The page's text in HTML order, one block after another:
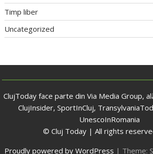
Timp liber
Uncategorized
ClujToday face parte din Via Media Group,
ClujInsider, SportInCluj,
UnescoInRomania
© Cluj Today | All rights
Proudly powered by WordPress | Theme: